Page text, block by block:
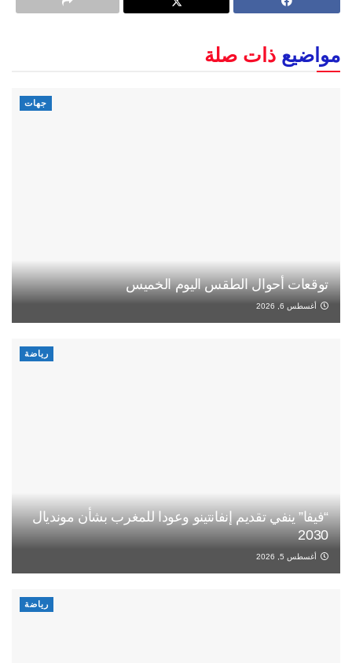
مواضيع ذات صلة
جهات
توقعات أحوال الطقس اليوم الخميس
أغسطس 6, 2026
رياضة
“فيفا” ينفي تقديم إنفانتينو وعودا للمغرب بشأن مونديال
2030
أغسطس 5, 2026
رياضة